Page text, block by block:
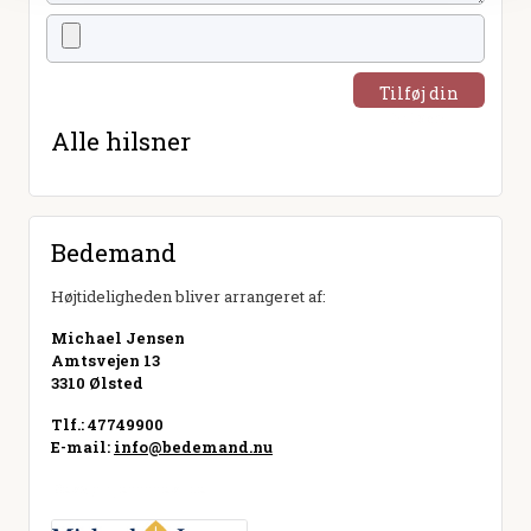
Tilføj din
Alle hilsner
Bedemand
Højtideligheden bliver arrangeret af:
Michael Jensen
Amtsvejen 13
3310 Ølsted
Tlf.: 47749900
E-mail: info@bedemand.nu